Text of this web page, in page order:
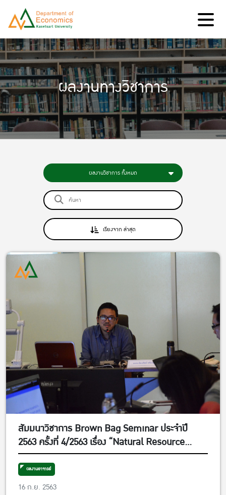
ผลงานทางวิชาการ
ผลงานวิชาการ ทั้งหมด
เรียงจาก ล่าสุด
สัมมนาวิชาการ Brown Bag Seminar ประจำปี
2563 ครั้งที่ 4/2563 เรื่อง “Natural Resource
Substitution and Long-Run Economic Growth
in an endogenous model” โดย อ.ดร.ห้องศิลป์ ศรี
เกตุ อาจารย์ประจำภาควิชาเศรษฐศาสตร์ ในวัน
ผลงานอาจารย์
16 ก.ย. 2563